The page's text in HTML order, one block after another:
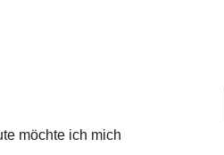
möchte ich mich